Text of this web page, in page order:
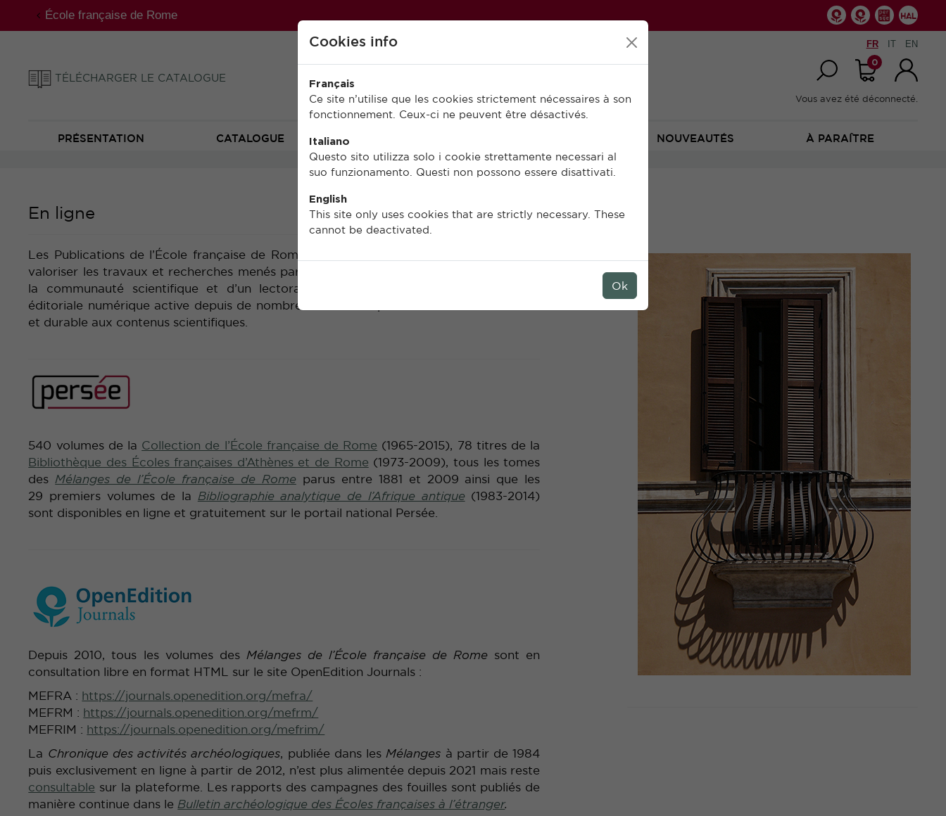
École française de Rome
FR IT EN
TÉLÉCHARGER LE CATALOGUE
0
Vous avez été déconnecté.
PRÉSENTATION CATALOGUE NOUVEAUTÉS À PARAÎTRE
En ligne
Les Publications de l’École française de Rome ont pour mission de faire connaître et
valoriser les travaux et recherches menés par l’institution et ses partenaires auprès de
la communauté scientifique et d’un lectorat élargi. Elle mène ainsi une politique
éditoriale numérique active depuis de nombreuses années pour faciliter un accès libre
et durable aux contenus scientifiques.
540 volumes de la Collection de l’École française de Rome (1965-2015), 78 titres de la
Bibliothèque des Écoles françaises d’Athènes et de Rome (1973-2009), tous les tomes
des Mélanges de l’École française de Rome parus entre 1881 et 2009 ainsi que les
29 premiers volumes de la Bibliographie analytique de l’Afrique antique (1983-2014)
sont disponibles en ligne et gratuitement sur le portail national Persée.
Depuis 2010, tous les volumes des Mélanges de l’École française de Rome sont en
consultation libre en format HTML sur le site OpenEdition Journals :
MEFRA : https://journals.openedition.org/mefra/
MEFRM : https://journals.openedition.org/mefrm/
MEFRIM : https://journals.openedition.org/mefrim/
La Chronique des activités archéologiques, publiée dans les Mélanges à partir de 1984
puis exclusivement en ligne à partir de 2012, n’est plus alimentée depuis 2021 mais reste
consultable sur la plateforme. Les rapports des campagnes des fouilles sont publiés de
manière continue dans le Bulletin archéologique des Écoles françaises à l’étranger.
Cookies info
Français
Ce site n’utilise que les cookies strictement nécessaires à son
fonctionnement. Ceux-ci ne peuvent être désactivés.
Italiano
Questo sito utilizza solo i cookie strettamente necessari al
suo funzionamento. Questi non possono essere disattivati.
English
This site only uses cookies that are strictly necessary. These
cannot be deactivated.
Ok